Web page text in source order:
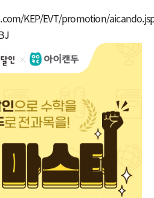
KEP/EVT/promotion/